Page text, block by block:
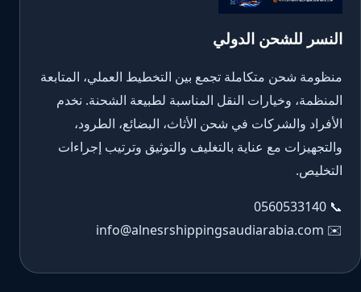
النسر للشحن الدولي
منظومة شحن متكاملة تجمع بين التخطيط العملي، المتابعة
المنظمة، وخيارات النقل المناسبة لطبيعة الشحنة. نخدم
الأفراد والشركات في شحن الأثاث، البضائع، الطرود،
والتجهيزات مع عناية بالتغليف والتوثيق وترتيب إجراءات
التخليص.
📞
0560533140
✉️
info@alnesrshippingsaudiarabia.com